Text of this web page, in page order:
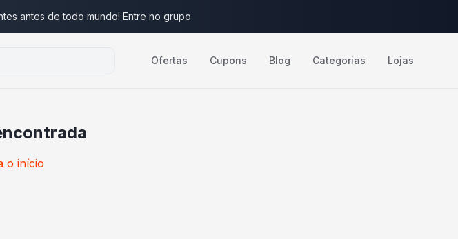
antes de todo mundo! Entre no grupo
Ofertas Cupons Blog Categorias Lojas
o início